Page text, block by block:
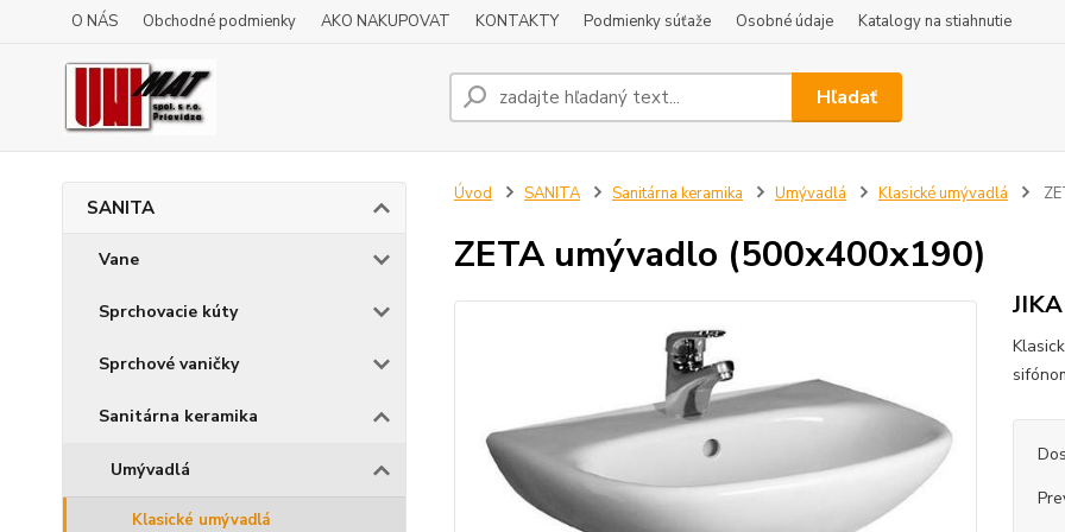
O NÁS Obchodné podmienky AKO NAKUPOVAT KONTAKTY Podmienky súťaže Osobné údaje Katalogy na stiahnutie
Hľadať
SANITA
Vane
Sprchovacie kúty
Sprchové vaničky
Sanitárna keramika
Umývadlá
Klasické umývadlá
Úvod SANITA Sanitárna keramika Umývadlá Klasické umývadlá
ZETA umývadlo (500x400x190)
JIKA